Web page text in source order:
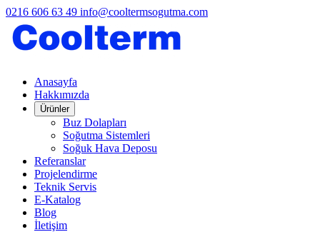
0216 606 63 49 info@cooltermsogutma.com
Anasayfa
Hakkımızda
Ürünler
Buz Dolapları
Soğutma Sistemleri
Soğuk Hava Deposu
Referanslar
Projelendirme
Teknik Servis
E-Katalog
Blog
İletişim